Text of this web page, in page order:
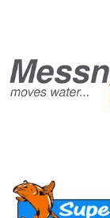
poissons sont
déchets. Sa
conséquence.
Il est impératif
volume chaque